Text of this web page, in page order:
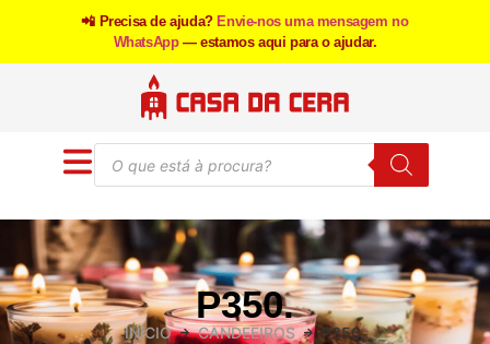
📲 Precisa de ajuda? Envie-nos uma mensagem no
WhatsApp — estamos aqui para o ajudar.
P350.
INÍCIO CANDEEIROS P350.